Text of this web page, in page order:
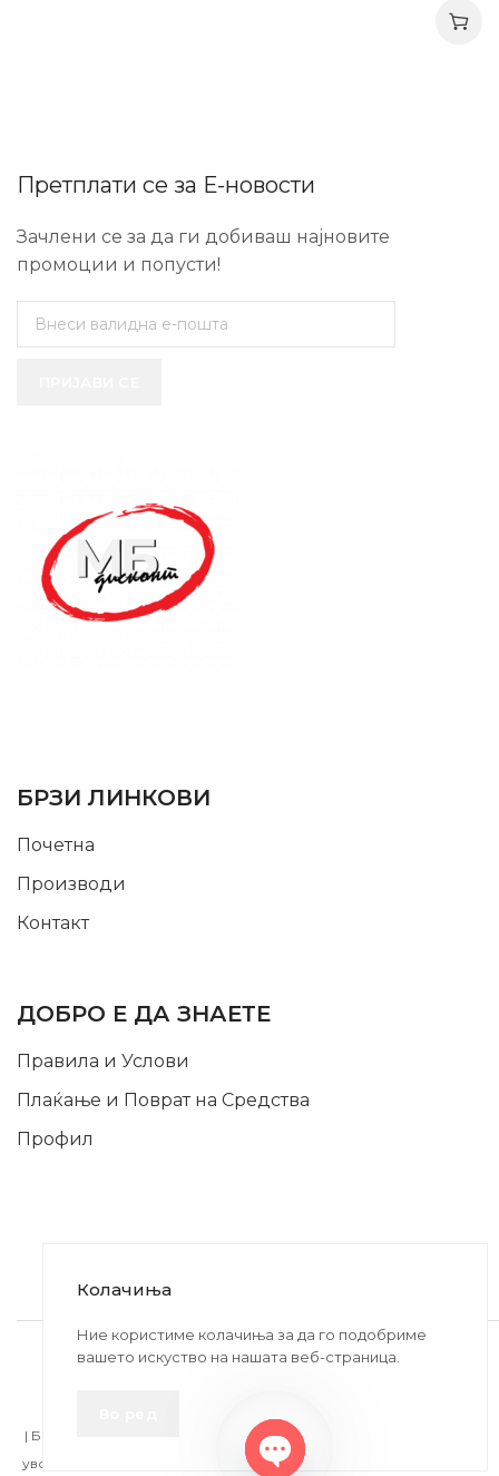
Претплати се за Е-новости
Зачлени се за да ги добиваш најновите
промоции и попусти!
БРЗИ ЛИНКОВИ
Почетна
Производи
Контакт
ДОБРО Е ДА ЗНАЕТЕ
Правила и Услови
Плаќање и Поврат на Средства
Профил
2020-2024 © MB DISKONT. Изработено од
БРАМИТ ДООЕЛ
| БРАЌА МИНКОВИ 57, 2400 СТРУМИЦА | ДПТУ
увоз-извоз Струмица Д.Б.: MK4027005146330 | ЕМБС: 6030530 |
Колачиња
Ние користиме колачиња за да го подобриме
вашето искуство на нашата веб-страница.